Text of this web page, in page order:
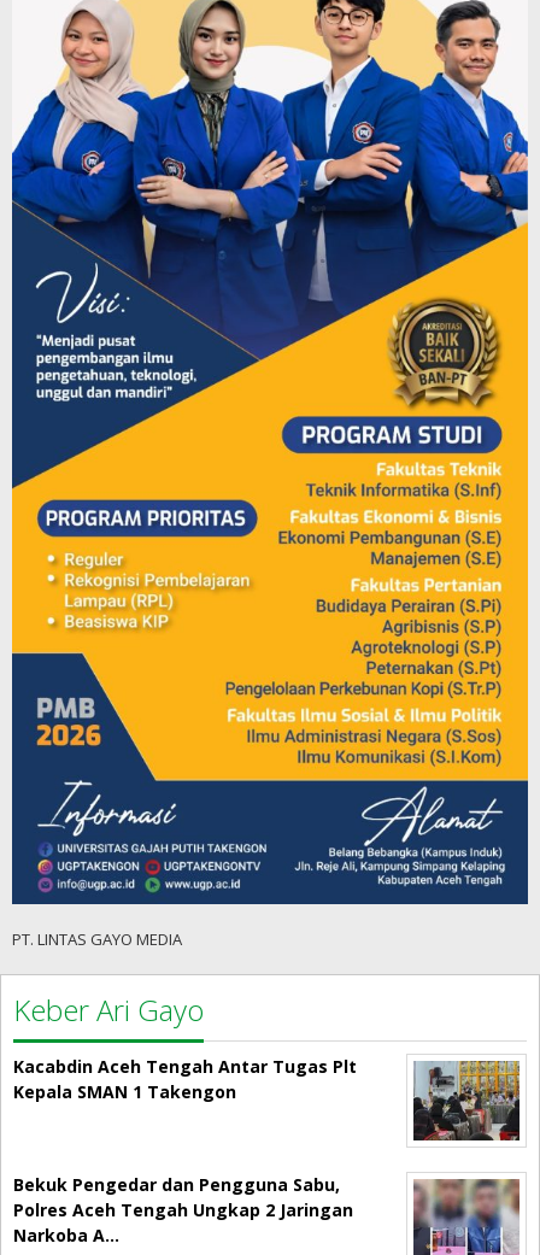
PT. LINTAS GAYO MEDIA
Keber Ari Gayo
Kacabdin Aceh Tengah Antar Tugas Plt
Kepala SMAN 1 Takengon
Bekuk Pengedar dan Pengguna Sabu,
Polres Aceh Tengah Ungkap 2 Jaringan
Narkoba A…